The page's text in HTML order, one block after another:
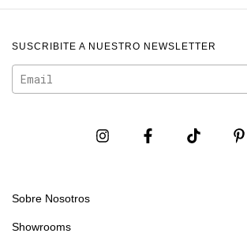
SUSCRIBITE A NUESTRO NEWSLETTER
Sobre Nosotros
Showrooms